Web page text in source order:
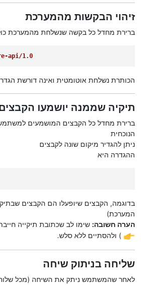
זיהוי הבקשות מהמערכת
ברירת מחדל כל בקשה שנשלחת מהמערכת
api/1.0
הכותרת נשלחת אוטומטית ואינה דורשת
תיקיה שממנה יושמעו
ברירת מחדל כל הקבצים המושמעים
הנוכחית
ניתן להגדיר מיקום שונה לקבצים
ההגדרה היא
המערכת)
הערה חשובה: שימו לב שכתובת תיקייה
) ולהסתיים ללא סלש.
שליחה בניתוק שיחה
לאחר שהמשתמש ניתק את השיחה (מכל